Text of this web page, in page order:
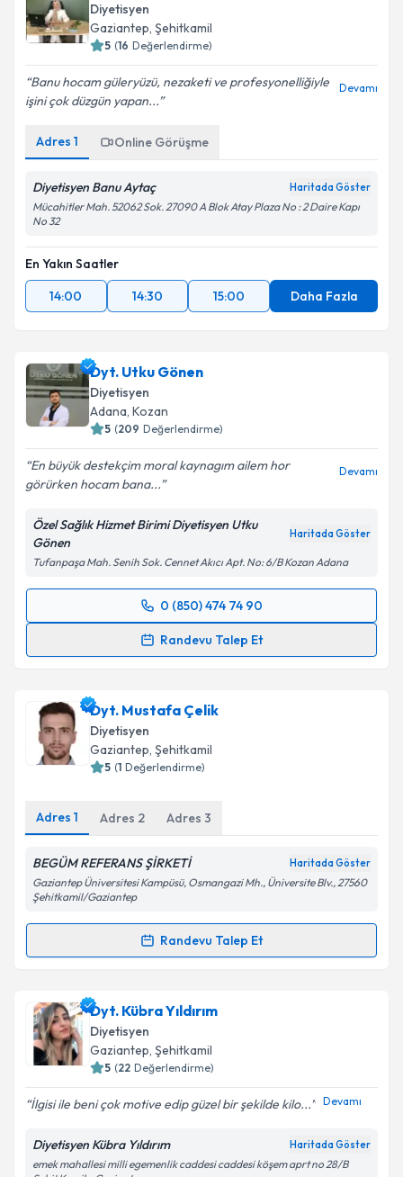
Diyetisyen
Gaziantep, Şehitkamil
5 (16 Değerlendirme)
Banu hocam güleryüzü, nezaketi ve profesyonelliğiyle
işini çok düzgün yapan...
Devamı
Adres 1 Online Görüşme
Diyetisyen Banu Aytaç Haritada Göster
Mücahitler Mah. 52062 Sok. 27090 A Blok Atay Plaza No : 2 Daire Kapı
No 32
En Yakın Saatler
14:00
14:30 15:00 Daha Fazla
Dyt. Utku Gönen
Diyetisyen
Adana, Kozan
5 (209 Değerlendirme)
En büyük destekçim moral kaynagım ailem hor
görürken hocam bana...
Devamı
Özel Sağlık Hizmet Birimi Diyetisyen Utku
Gönen
Haritada Göster
​Tufanpaşa Mah. Senih Sok. Cennet Akıcı Apt. No: 6/B Kozan Adana
0 (850) 474 74 90
Randevu Talep Et
Randevu Takvimi Talebi
takvim hazırlandığında e-posta ile bilgilendireceğiz.
E-posta Adresiniz
Kişisel verilerimin işlenmesine ilişkinAydınlatma
'ni okudum ve kişisel verilerimin belirtilen
kapsamda işlenmesini kabul ediyorum.
Takvim Talebini Gönder
Dyt. Mustafa Çelik
Diyetisyen
Gaziantep, Şehitkamil
5 (1 Değerlendirme)
Adres 1 Adres 2 Adres 3
BEGÜM REFERANS ŞİRKETİ Haritada Göster
Gaziantep Üniversitesi Kampüsü, Osmangazi Mh., Üniversite Blv., 27560
Şehitkamil/Gaziantep
Randevu Talep Et
Randevu Takvimi Talebi
Dyt. Mustafa Çelikiçin randevu takvimi talebi
oluşturun. Size bu uzmandan randevu almanız için bir
takvim hazırlandığında e-posta ile bilgilendireceğiz.
Kişisel verilerimin işlenmesine ilişkinAydınlatma
Dyt. Kübra Yıldırım
Diyetisyen
Gaziantep, Şehitkamil
5 (22 Değerlendirme)
İlgisi ile beni çok motive edip güzel bir şekilde kilo... Devamı
Diyetisyen Kübra Yıldırım Haritada Göster
emek mahallesi milli egemenlik caddesi caddesi köşem aprt no 28/B